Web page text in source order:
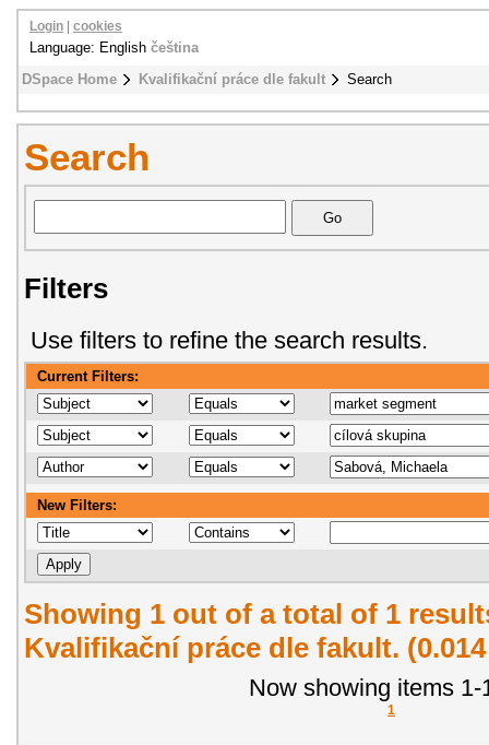
DSpace Home Kvalifikační práce dle fakult Search
Login cookies
Language: English čeština
Search
Filters
Use filters to refine the search results.
Current Filters:
New Filters:
Showing 1 out of a total of 1
Kvalifikační práce dle fakult.
Now showing items 1-
1